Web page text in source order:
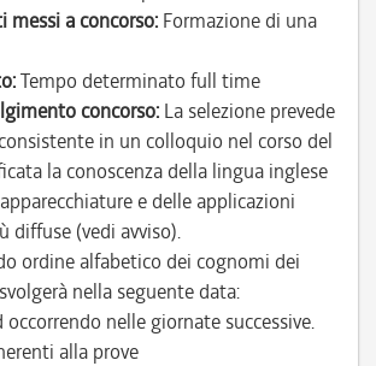
messi a concorso: Formazione di una
Tempo determinato full time
concorso: La selezione prevede
in un colloquio nel corso del
la conoscenza della lingua inglese
e delle applicazioni
diffuse (vedi avviso).
ordine alfabetico dei cognomi dei
nella seguente data:
nelle giornate successive.
alla prove